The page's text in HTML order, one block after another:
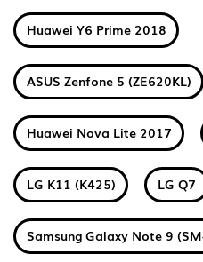
Huawei Y6 Prime 2018
ASUS Zenfone 5 (ZE620KL)
Huawei Nova Lite 2017
LG K11 (K425) LG Q7
Samsung Galaxy Note 9